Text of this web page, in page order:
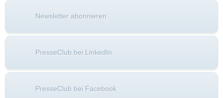
Newsletter abonnieren
PresseClub bei LinkedIn
PresseClub bei Facebook